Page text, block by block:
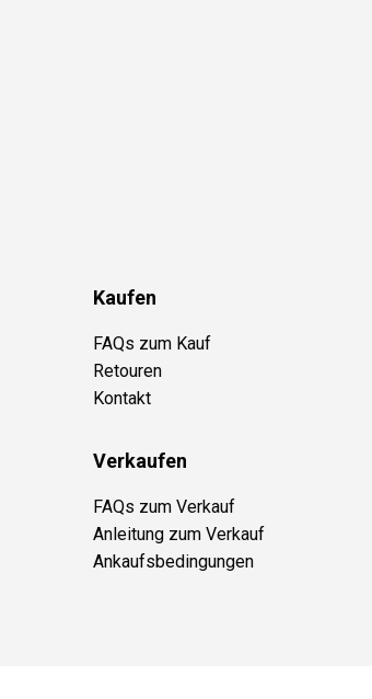
Kaufen
FAQs zum Kauf
Retouren
Kontakt
Verkaufen
FAQs zum Verkauf
Anleitung zum Verkauf
Ankaufsbedingungen